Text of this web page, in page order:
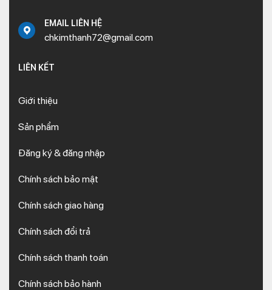
EMAIL LIÊN HỆ
chkimthanh72@gmail.com
LIÊN KẾT
Giới thiệu
Sản phẩm
Đăng ký & đăng nhập
Chính sách bảo mật
Chính sách giao hàng
Chính sách đổi trả
Chính sách thanh toán
Chính sách bảo hành